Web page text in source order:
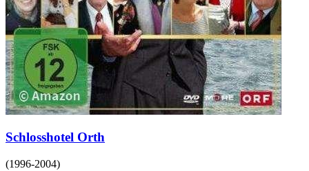
Schlosshotel Orth
(1996-2004)